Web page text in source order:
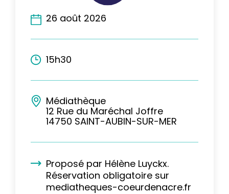
26 août 2026
15h30
Médiathèque
12 Rue du Maréchal Joffre
14750 SAINT-AUBIN-SUR-MER
Proposé par Hélène Luyckx.
Réservation obligatoire sur
mediatheques-coeurdenacre.fr